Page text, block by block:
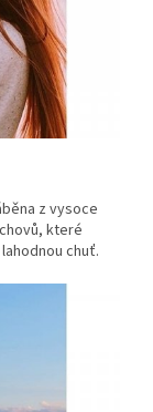
z vysoce
které
chuť.